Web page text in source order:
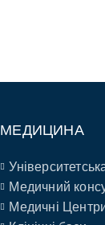
МЕДИЦИНА
Медичний
Медичні